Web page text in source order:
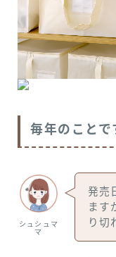
毎年のこと
シュシュマ
マ
発売
ます
り切